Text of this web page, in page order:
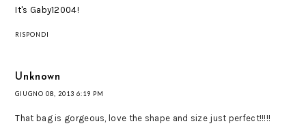
It's Gaby12004!
RISPONDI
Unknown
GIUGNO 08, 2013 6:19 PM
That bag is gorgeous, love the shape and size just perfect!!!!!